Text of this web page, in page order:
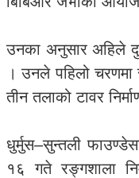
उनका अनुसार अहिले
। उनले पहिलो
तीन तलाको टावर
धुर्मुस–सुन्तली
१६ गते रङ्गशाला